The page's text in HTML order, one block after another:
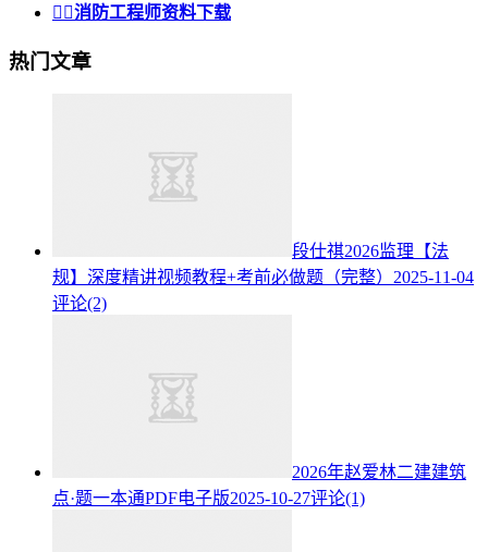
 消防工程师资料下载
热门文章
段仕祺2026监理【法
规】深度精讲视频教程+考前必做题（完整） 2025-11-04
评论(2)
2026年赵爱林二建建筑
点·题一本通PDF电子版2025-10-27评论(1)